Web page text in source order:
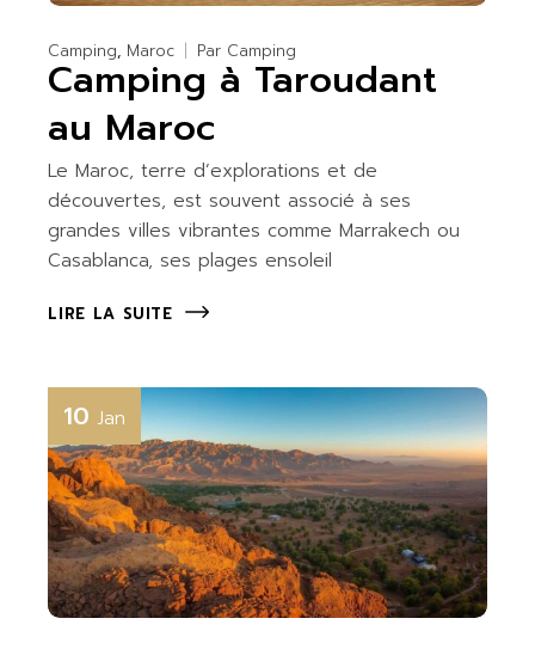
Camping Maroc Par Camping
Camping à Taroudant
au Maroc
Le Maroc, terre d’explorations et de
découvertes, est souvent associé à ses
grandes villes vibrantes comme Marrakech ou
Casablanca, ses plages ensoleil
LIRE LA SUITE
10 Jan